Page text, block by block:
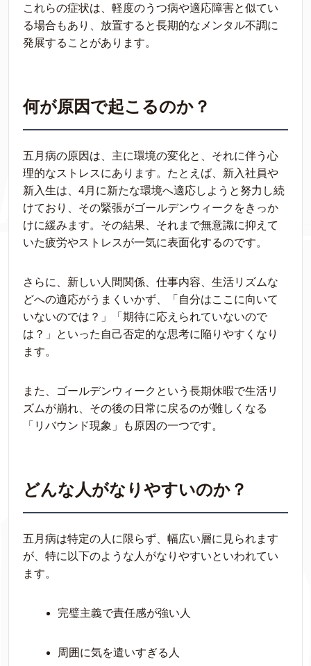
これらの症状は、軽度のうつ病や適応障害と似てい
る場合もあり、放置すると長期的なメンタル不調に
発展することがあります。
何が原因で起こるのか？
五月病の原因は、主に環境の変化と、それに伴う心
理的なストレスにあります。たとえば、新入社員や
新入生は、4月に新たな環境へ適応しようと努力し続
けており、その緊張がゴールデンウィークをきっか
けに緩みます。その結果、それまで無意識に抑えて
いた疲労やストレスが一気に表面化するのです。
さらに、新しい人間関係、仕事内容、生活リズムな
どへの適応がうまくいかず、「自分はここに向いて
いないのでは？」「期待に応えられていないので
は？」といった自己否定的な思考に陥りやすくなり
ます。
また、ゴールデンウィークという長期休暇で生活リ
ズムが崩れ、その後の日常に戻るのが難しくなる
「リバウンド現象」も原因の一つです。
どんな人がなりやすいのか？
五月病は特定の人に限らず、幅広い層に見られます
が、特に以下のような人がなりやすいといわれてい
ます。
完璧主義で責任感が強い人
周囲に気を遣いすぎる人